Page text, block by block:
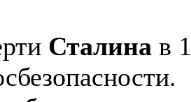
Сталина в